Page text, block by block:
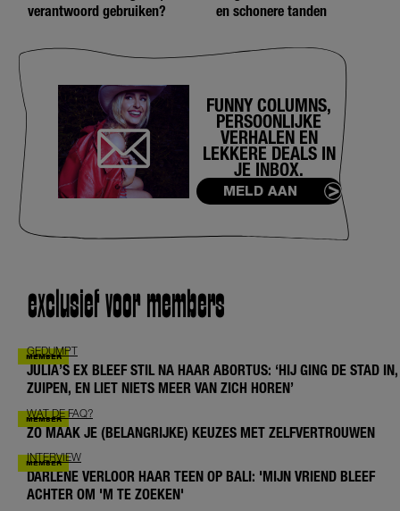
verantwoord gebruiken?
en schonere tanden
FUNNY COLUMNS,
PERSOONLIJKE
VERHALEN EN
LEKKERE DEALS IN
JE INBOX.
MELD AAN
exclusief voor members
GEDUMPT
JULIA’S EX BLEEF STIL NA HAAR ABORTUS: ‘HIJ GING DE STAD IN,
ZUIPEN, EN LIET NIETS MEER VAN ZICH HOREN’
WAT DE FAQ?
ZO MAAK JE (BELANGRIJKE) KEUZES MET ZELFVERTROUWEN
INTERVIEW
DARLENE VERLOOR HAAR TEEN OP BALI: 'MIJN VRIEND BLEEF
ACHTER OM 'M TE ZOEKEN'